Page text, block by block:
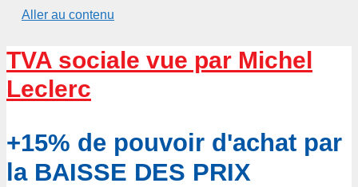
Aller au contenu
TVA sociale vue par Michel
Leclerc
+15% de pouvoir d'achat par
la BAISSE DES PRIX